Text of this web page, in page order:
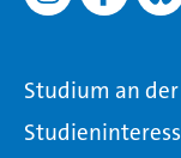
Studium an